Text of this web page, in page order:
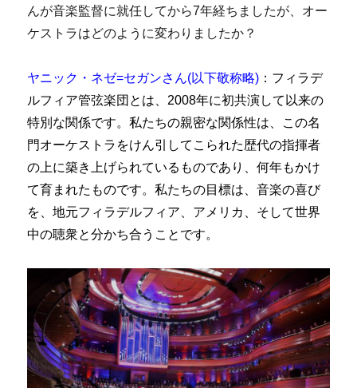
んが音楽監督に就任してから7年経ちましたが、オー
ケストラはどのように変わりましたか？
ヤニック・ネゼ=セガンさん(以下敬称略) ：フィラデ
ルフィア管弦楽団とは、2008年に初共演して以来の
特別な関係です。私たちの親密な関係性は、この名
門オーケストラをけん引してこられた歴代の指揮者
の上に築き上げられているものであり、何年もかけ
て育まれたものです。私たちの目標は、音楽の喜び
を、地元フィラデルフィア、アメリカ、そして世界
中の聴衆と分かち合うことです。